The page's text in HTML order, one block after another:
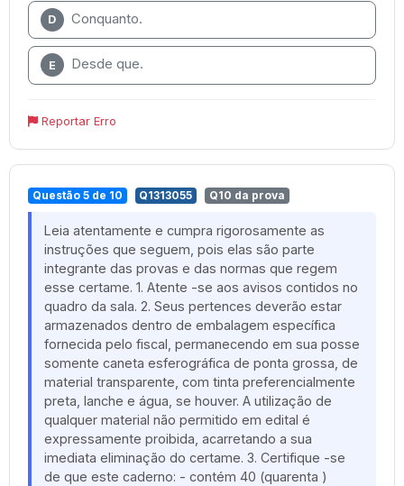
D Conquanto.
E Desde que.
Reportar Erro
Questão 5 de 10 Q1313055 Q10 da prova
Leia atentamente e cumpra rigorosamente as
instruções que seguem, pois elas são parte
integrante das provas e das normas que regem
esse certame. 1. Atente -se aos avisos contidos no
quadro da sala. 2. Seus pertences deverão estar
armazenados dentro de embalagem específica
fornecida pelo fiscal, permanecendo em sua posse
somente caneta esferográfica de ponta grossa, de
material transparente, com tinta preferencialmente
preta, lanche e água, se houver. A utilização de
qualquer material não permitido em edital é
expressamente proibida, acarretando a sua
imediata eliminação do certame. 3. Certifique -se
de que este caderno: - contém 40 (quarenta )